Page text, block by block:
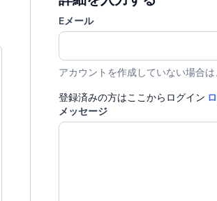
Eメール
アカウントを作成していない場合
登録済みの方はここからログイン
メッセージ